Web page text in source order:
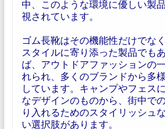
中、このような環境に優しい製
視されています。
ゴム長靴はその機能性だけでな
スタイルに寄り添った製品でも
ば、アウトドアファッションの
れられ、多くのブランドから多
しています。キャンプやフェス
なデザインのものから、街中で
り入れるためのスタイリッシュ
い選択肢があります。